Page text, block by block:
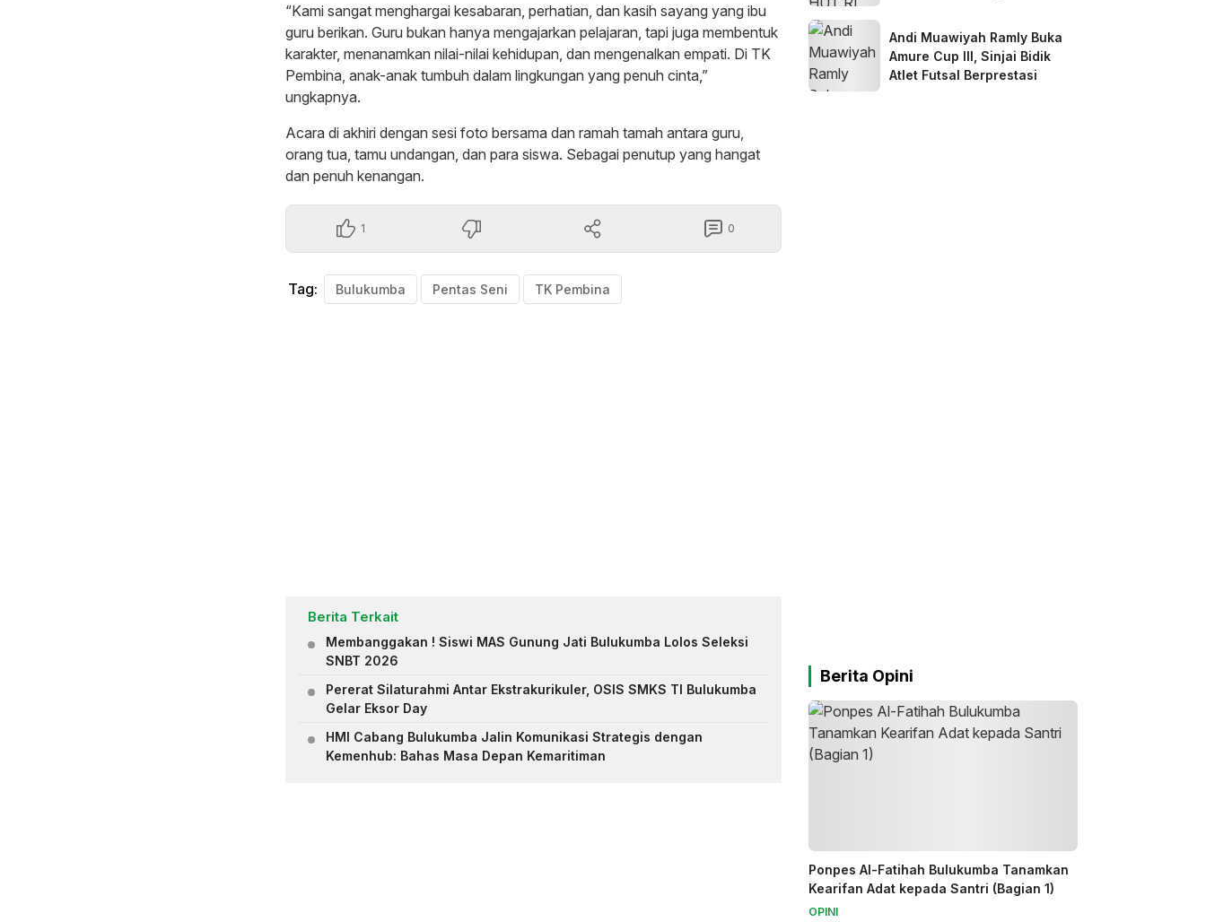
“Kami sangat menghargai kesabaran, perhatian, dan kasih sayang yang ibu
guru berikan. Guru bukan hanya mengajarkan pelajaran, tapi juga membentuk
karakter, menanamkan nilai-nilai kehidupan, dan mengenalkan empati. Di TK
Pembina, anak-anak tumbuh dalam lingkungan yang penuh cinta,”
ungkapnya.
Acara di akhiri dengan sesi foto bersama dan ramah tamah antara guru,
orang tua, tamu undangan, dan para siswa. Sebagai penutup yang hangat
dan penuh kenangan.
1 0
Tag: Bulukumba Pentas Seni TK Pembina
Berita Terkait
Membanggakan ! Siswi MAS Gunung Jati Bulukumba Lolos Seleksi
SNBT 2026
Pererat Silaturahmi Antar Ekstrakurikuler, OSIS SMKS TI Bulukumba
Gelar Eksor Day
HMI Cabang Bulukumba Jalin Komunikasi Strategis dengan
Kemenhub: Bahas Masa Depan Kemaritiman
Andi Muawiyah Ramly Buka
Amure Cup III, Sinjai Bidik
Atlet Futsal Berprestasi
Berita Opini
Ponpes Al-Fatihah Bulukumba Tanamkan
Kearifan Adat kepada Santri (Bagian 1)
OPINI